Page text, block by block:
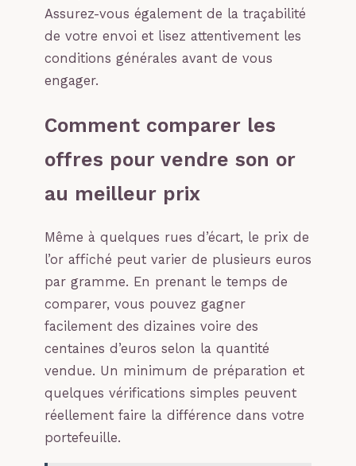
Assurez-vous également de la traçabilité
de votre envoi et lisez attentivement les
conditions générales avant de vous
engager.
Comment comparer les
offres pour vendre son or
au meilleur prix
Même à quelques rues d’écart, le prix de
l’or affiché peut varier de plusieurs euros
par gramme. En prenant le temps de
comparer, vous pouvez gagner
facilement des dizaines voire des
centaines d’euros selon la quantité
vendue. Un minimum de préparation et
quelques vérifications simples peuvent
réellement faire la différence dans votre
portefeuille.